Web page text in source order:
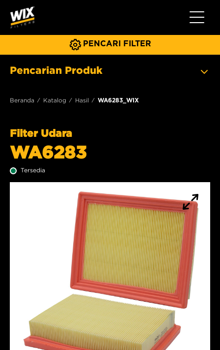
Beralih
PENCARI FILTER
Pencarian Produk
Beranda Katalog Hasil WA6283_WIX
Filter Udara
WA6283
Tersedia